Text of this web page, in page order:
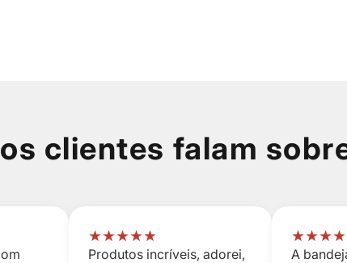
clientes falam
★★★★★
Produtos incríveis, adorei,
★★★★
A